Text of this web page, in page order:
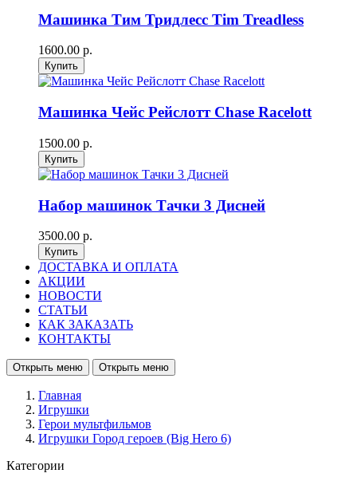
Машинка Тим Тридлесс Tim Treadless
1600.00 р.
Машинка Чейс Рейслотт Chase Racelott
1500.00 р.
Набор машинок Тачки 3 Дисней
3500.00 р.
ДОСТАВКА И ОПЛАТА
АКЦИИ
НОВОСТИ
СТАТЬИ
КАК ЗАКАЗАТЬ
КОНТАКТЫ
Открыть меню Открыть меню
Главная
Игрушки
Герои мультфильмов
Игрушки Город героев (Big Hero 6)
Категории